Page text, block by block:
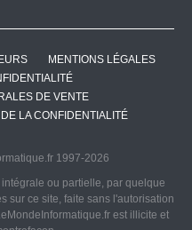
MENTIONS LÉGALES
DE VENTE
LA CONFIDENTIALITÉ
1997-2026
ou partielle, par quelque
sur ce site, faite sans l'autorisation
est illicite et